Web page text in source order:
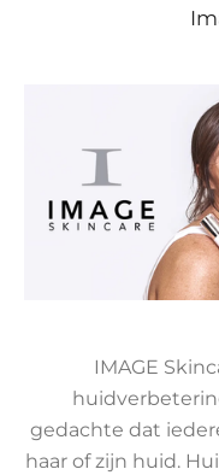
IMAGE
gedachte dat
haar of zijn huid.